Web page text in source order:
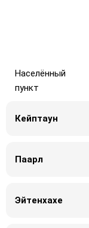
Населённый
пункт
Кейптаун
Паарл
Эйтенхахе